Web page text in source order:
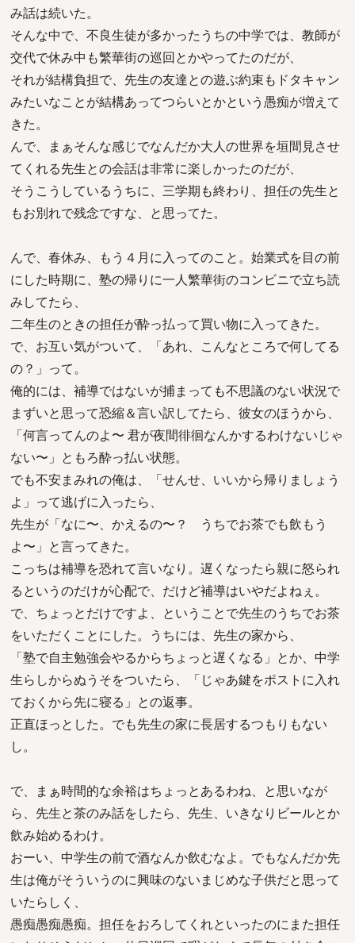
み話は続いた。
そんな中で、不良生徒が多かったうちの中学では、教師が
交代で休み中も繁華街の巡回とかやってたのだが、
それが結構負担で、先生の友達との遊ぶ約束もドタキャン
みたいなことが結構あってつらいとかという愚痴が増えて
きた。
んで、まぁそんな感じでなんだか大人の世界を垣間見させ
てくれる先生との会話は非常に楽しかったのだが、
そうこうしているうちに、三学期も終わり、担任の先生と
もお別れで残念ですな、と思ってた。
んで、春休み、もう４月に入ってのこと。始業式を目の前
にした時期に、塾の帰りに一人繁華街のコンビニで立ち読
みしてたら、
二年生のときの担任が酔っ払って買い物に入ってきた。
で、お互い気がついて、「あれ、こんなところで何してる
の？」って。
俺的には、補導ではないが捕まっても不思議のない状況で
まずいと思って恐縮＆言い訳してたら、彼女のほうから、
「何言ってんのよ〜 君が夜間徘徊なんかするわけないじゃ
ない〜」ともろ酔っ払い状態。
でも不安まみれの俺は、「せんせ、いいから帰りましょう
よ」って逃げに入ったら、
先生が「なに〜、かえるの〜？ うちでお茶でも飲もう
よ〜」と言ってきた。
こっちは補導を恐れて言いなり。遅くなったら親に怒られ
るというのだけが心配で、だけど補導はいやだよねぇ。
で、ちょっとだけですよ、ということで先生のうちでお茶
をいただくことにした。うちには、先生の家から、
「塾で自主勉強会やるからちょっと遅くなる」とか、中学
生らしからぬうそをついたら、「じゃあ鍵をポストに入れ
ておくから先に寝る」との返事。
正直ほっとした。でも先生の家に長居するつもりもない
し。
で、まぁ時間的な余裕はちょっとあるわね、と思いなが
ら、先生と茶のみ話をしたら、先生、いきなりビールとか
飲み始めるわけ。
おーい、中学生の前で酒なんか飲むなよ。でもなんだか先
生は俺がそういうのに興味のないまじめな子供だと思って
いたらしく、
愚痴愚痴愚痴。担任をおろしてくれといったのにまた担任